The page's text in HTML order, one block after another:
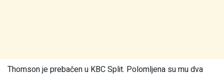
Thomson je prebačen u KBC Split. Polomljena su mu dva